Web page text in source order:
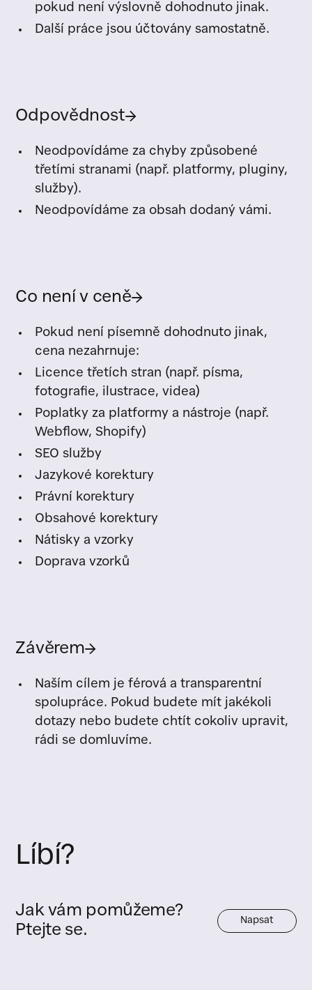
pokud není výslovně dohodnuto jinak.
Další práce jsou účtovány samostatně.
Odpovědnost→
Neodpovídáme za chyby způsobené
třetími stranami (např. platformy, pluginy,
služby).
Neodpovídáme za obsah dodaný vámi.
Co není v ceně→
Pokud není písemně dohodnuto jinak,
cena nezahrnuje:
Licence třetích stran (např. písma,
fotografie, ilustrace, videa)
Poplatky za platformy a nástroje (např.
Webflow, Shopify)
SEO služby
Jazykové korektury
Právní korektury
Obsahové korektury
Nátisky a vzorky
Doprava vzorků
Závěrem→
Naším cílem je férová a transparentní
spolupráce. Pokud budete mít jakékoli
dotazy nebo budete chtít cokoliv upravit,
rádi se domluvíme.
Líbí?
Jak vám pomůžeme?
Ptejte se.
Napsat